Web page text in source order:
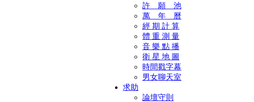
許 願 池
萬 年 曆
經 期 計 算
體 重 測 量
音 樂 點 播
衛 星 地 圖
時間戳字幕
男女聊天室
求助
論壇守則